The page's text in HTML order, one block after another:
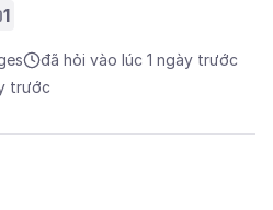
1
đã hỏi vào lúc 1 ngày trước
trước